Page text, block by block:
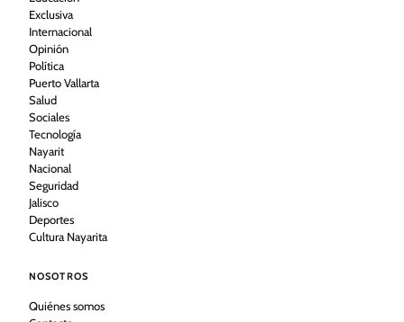
Exclusiva
Internacional
Opinión
Política
Puerto Vallarta
Salud
Sociales
Tecnología
Nayarit
Nacional
Seguridad
Jalisco
Deportes
Cultura Nayarita
NOSOTROS
Quiénes somos